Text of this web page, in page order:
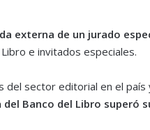
externa de un jurado
e invitados especiales.
sector editorial en el país
Banco del Libro superó